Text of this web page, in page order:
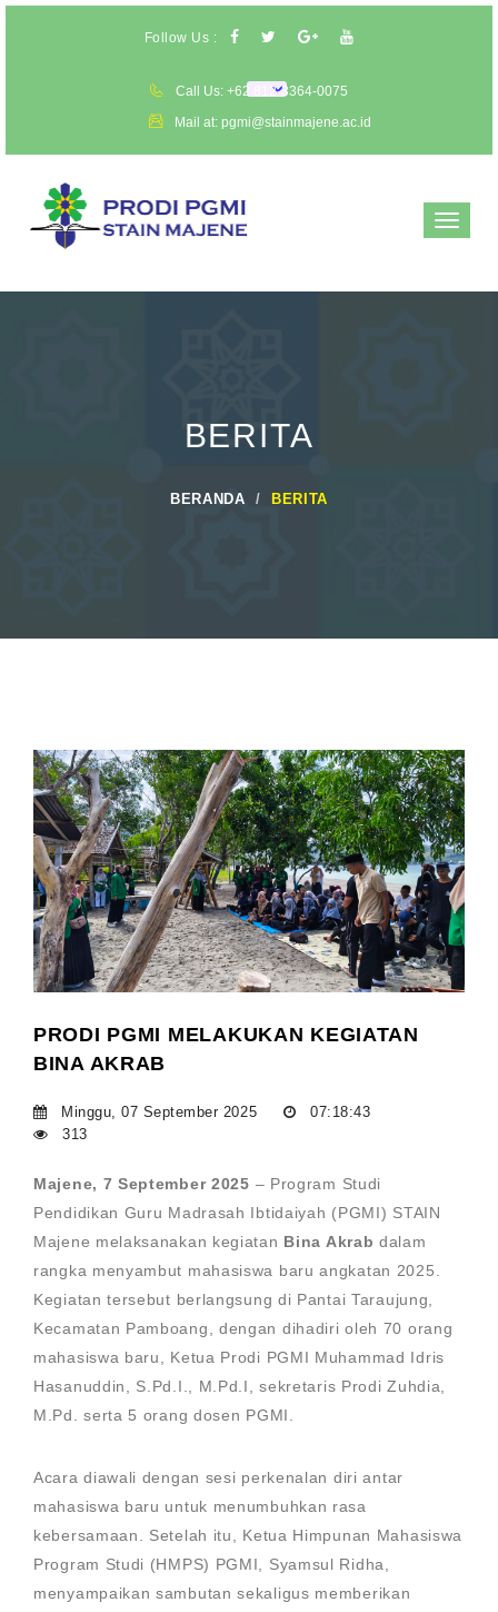
Follow Us :
Call Us: +62 812-3364-0075
Mail at: pgmi@stainmajene.ac.id
Toggle
BERITA
BERANDA BERITA
PRODI PGMI MELAKUKAN KEGIATAN
BINA AKRAB
Minggu, 07 September 2025
07:18:43
313
Majene, 7 September 2025 – Program Studi
Pendidikan Guru Madrasah Ibtidaiyah (PGMI) STAIN
Majene melaksanakan kegiatan Bina Akrab dalam
rangka menyambut mahasiswa baru angkatan 2025.
Kegiatan tersebut berlangsung di Pantai Taraujung,
Kecamatan Pamboang, dengan dihadiri oleh 70 orang
mahasiswa baru, Ketua Prodi PGMI Muhammad Idris
Hasanuddin, S.Pd.I., M.Pd.I, sekretaris Prodi Zuhdia,
M.Pd. serta 5 orang dosen PGMI.
Acara diawali dengan sesi perkenalan diri antar
mahasiswa baru untuk menumbuhkan rasa
kebersamaan. Setelah itu, Ketua Himpunan Mahasiswa
Program Studi (HMPS) PGMI, Syamsul Ridha,
menyampaikan sambutan sekaligus memberikan